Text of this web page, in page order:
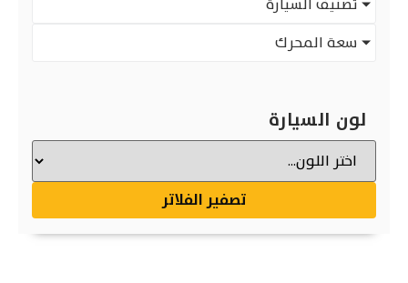
تصنيف السيارة
سعة المحرك
لون السيارة
تصفير الفلاتر